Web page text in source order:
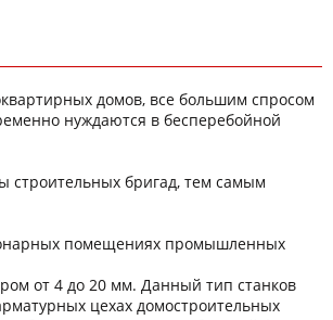
домов, все большим спросом
нуждаются в бесперебойной
строительных бригад, тем самым
помещениях промышленных
от 4 до 20 мм. Данный тип станков
цехах домостроительных